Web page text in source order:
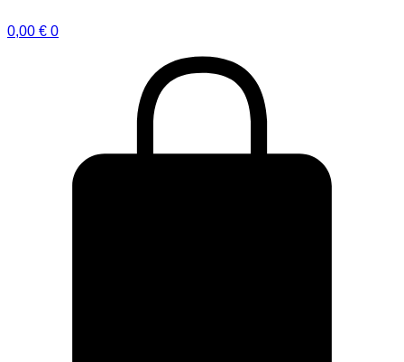
0,00 € 0